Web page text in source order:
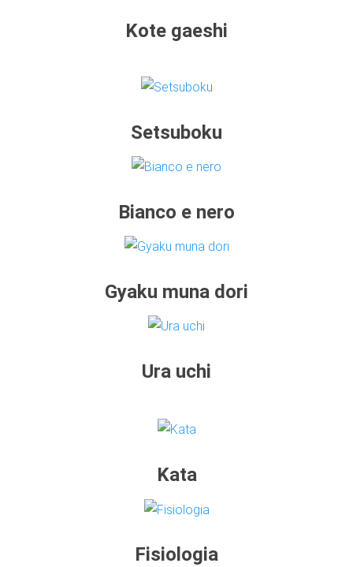
Kote gaeshi
Setsuboku
Bianco e nero
Gyaku muna dori
Ura uchi
Kata
Fisiologia